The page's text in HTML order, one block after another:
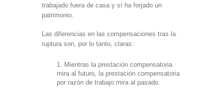
trabajado fuera de casa y sí ha forjado un
patrimonio.
Las diferencias en las compensaciones tras la
ruptura son, por lo tanto, claras:
1. Mientras la prestación compensatoria
mira al futuro, la prestación compensatoria
por razón de trabajo mira al pasado.